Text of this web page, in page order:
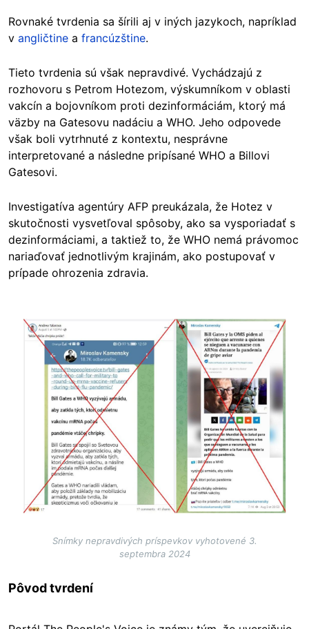
Rovnaké tvrdenia sa šírili aj v iných jazykoch, napríklad
v angličtine a francúzštine.
Tieto tvrdenia sú však nepravdivé. Vychádzajú z
rozhovoru s Petrom Hotezom, výskumníkom v oblasti
vakcín a bojovníkom proti dezinformáciám, ktorý má
väzby na Gatesovu nadáciu a WHO. Jeho odpovede
však boli vytrhnuté z kontextu, nesprávne
interpretované a následne pripísané WHO a Billovi
Gatesovi.
Investigatíva agentúry AFP preukázala, že Hotez v
skutočnosti vysvetľoval spôsoby, ako sa vysporiadať s
dezinformáciami, a taktiež to, že WHO nemá právomoc
nariaďovať jednotlivým krajinám, ako postupovať v
prípade ohrozenia zdravia.
Image
Snímky nepravdivých príspevkov vyhotovené 3.
septembra 2024
Pôvod tvrdení